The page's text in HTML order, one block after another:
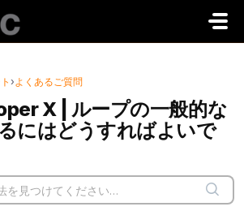
移動
›よくあるご質問
X | ループの一般的な
にはどうすればよいで